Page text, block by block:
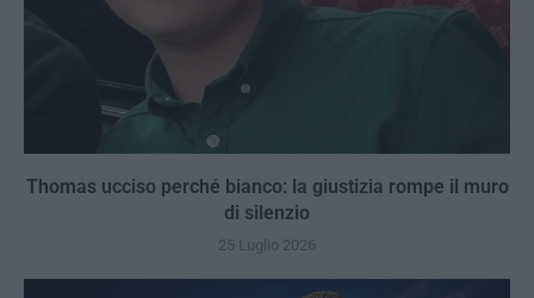
Thomas ucciso perché bianco: la giustizia rompe il muro
di silenzio
25 Luglio 2026